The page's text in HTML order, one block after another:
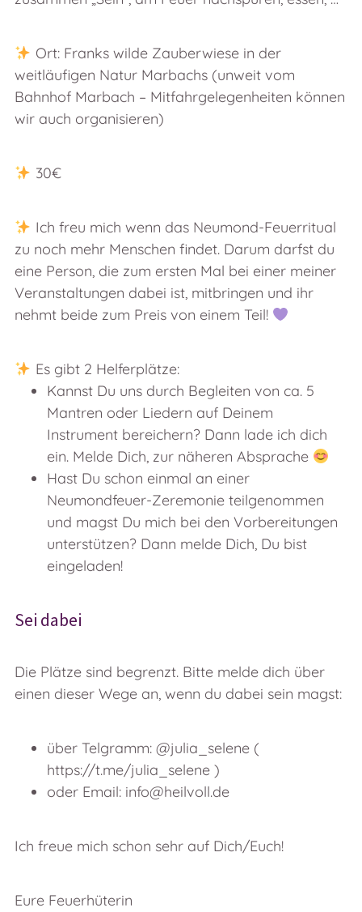
Ort: Franks wilde Zauberwiese in der
weitläufigen Natur Marbachs (unweit vom
Bahnhof Marbach – Mitfahrgelegenheiten können
wir auch organisieren)
30€
Ich freu mich wenn das Neumond-Feuerritual
zu noch mehr Menschen findet. Darum darfst du
eine Person, die zum ersten Mal bei einer meiner
Veranstaltungen dabei ist, mitbringen und ihr
nehmt beide zum Preis von einem Teil!
Es gibt 2 Helferplätze:
Kannst Du uns durch Begleiten von ca. 5
Mantren oder Liedern auf Deinem
Instrument bereichern? Dann lade ich dich
ein. Melde Dich, zur näheren Absprache
Hast Du schon einmal an einer
Neumondfeuer-Zeremonie teilgenommen
und magst Du mich bei den Vorbereitungen
unterstützen? Dann melde Dich, Du bist
eingeladen!
Sei dabei
Die Plätze sind begrenzt. Bitte melde dich über
einen dieser Wege an, wenn du dabei sein magst:
über Telgramm: @julia_selene (
https://t.me/julia_selene )
oder Email: info@heilvoll.de
Ich freue mich schon sehr auf Dich/Euch!
Eure Feuerhüterin